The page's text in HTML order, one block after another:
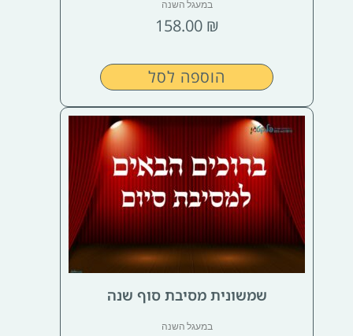
במעגל השנה
158.00 ₪
הוספה לסל
שמשונית מסיבת סוף שנה
במעגל השנה